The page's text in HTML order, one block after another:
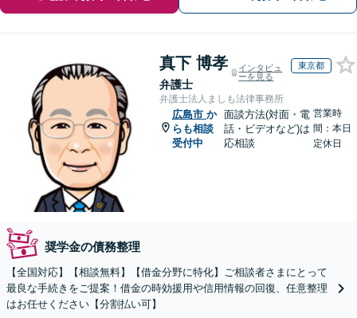
真下 博孝
弁護士
インタビュ
ーを見る
東京都
弁護士法人ましも法律事務所
広島市 か
らも相談
受付中
面談方法(対面・電
話・ビデオなど)は
応相談
営業時
間：本日
定休日
奨学金の債務整理
【全国対応】【相談無料】【借金分野に特化】ご相談者さまにとって
最良な手続きをご提案！借金の時効援用や信用情報の回復、任意整理
はお任せください【分割払い可】